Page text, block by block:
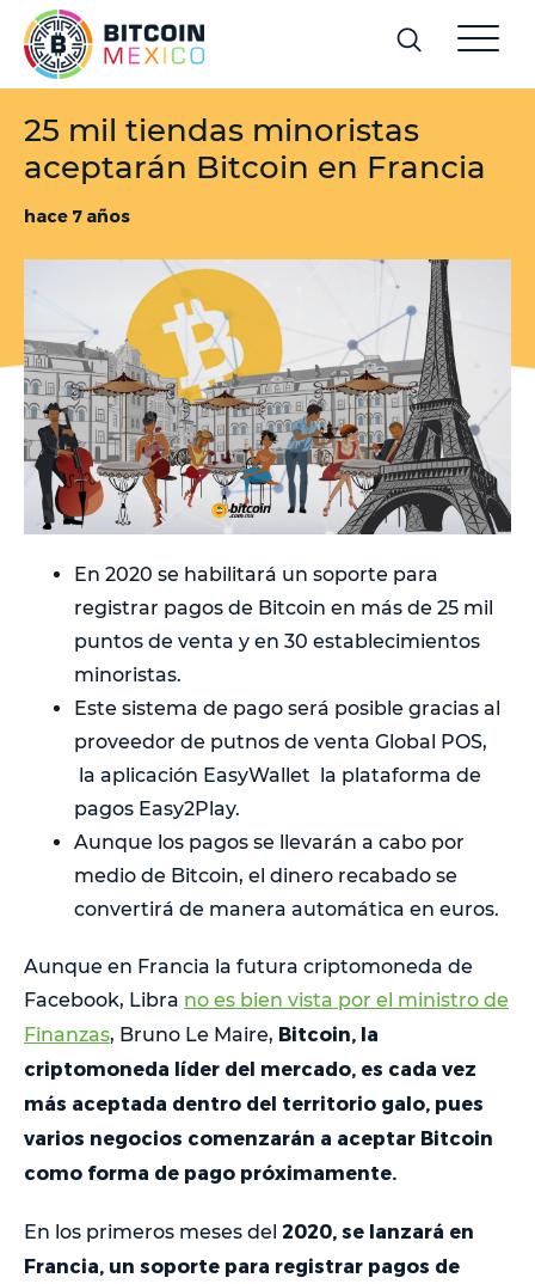
25 mil tiendas minoristas
aceptarán Bitcoin en Francia
hace 7 años
En 2020 se habilitará un soporte para
registrar pagos de Bitcoin en más de 25 mil
puntos de venta y en 30 establecimientos
minoristas.
Este sistema de pago será posible gracias al
proveedor de putnos de venta Global POS,
la aplicación EasyWallet la plataforma de
pagos Easy2Play.
Aunque los pagos se llevarán a cabo por
medio de Bitcoin, el dinero recabado se
convertirá de manera automática en euros.
Aunque en Francia la futura criptomoneda de
Facebook, Libra no es bien vista por el ministro de
Finanzas, Bruno Le Maire, Bitcoin, la
criptomoneda líder del mercado, es cada vez
más aceptada dentro del territorio galo, pues
varios negocios comenzarán a aceptar Bitcoin
como forma de pago próximamente.
En los primeros meses del 2020, se lanzará en
Francia, un soporte para registrar pagos de